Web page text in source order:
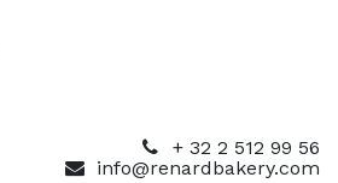
+ 32 2 512 99 56
info@renardbakery.com